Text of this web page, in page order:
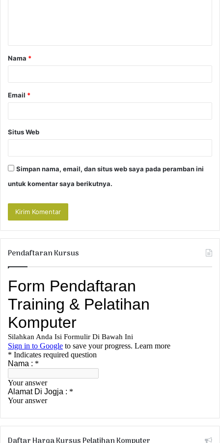
a
r
Nama *
Email *
Situs Web
Simpan nama, email, dan situs web saya pada peramban ini
untuk komentar saya berikutnya.
Pendaftaran Kursus